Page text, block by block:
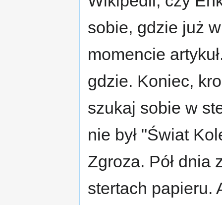
sobie, gdzie już
momencie
gdzie. Koniec,
szukaj sobie w
nie był "Świat
Zgroza. Pół dnia
stertach papieru.